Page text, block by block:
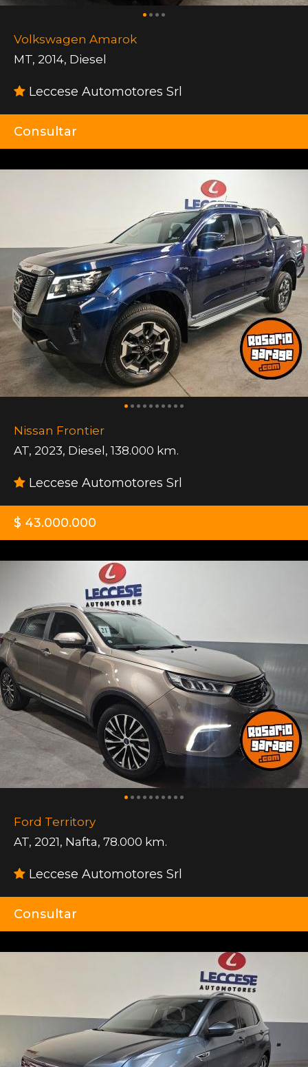
Volkswagen Amarok
MT, 2014, Diesel
Leccese Automotores Srl
Consultar
Nissan Frontier
AT, 2023, Diesel, 138.000 km.
Leccese Automotores Srl
$ 43.000.000
Ford Territory
AT, 2021, Nafta, 78.000 km.
Leccese Automotores Srl
Consultar